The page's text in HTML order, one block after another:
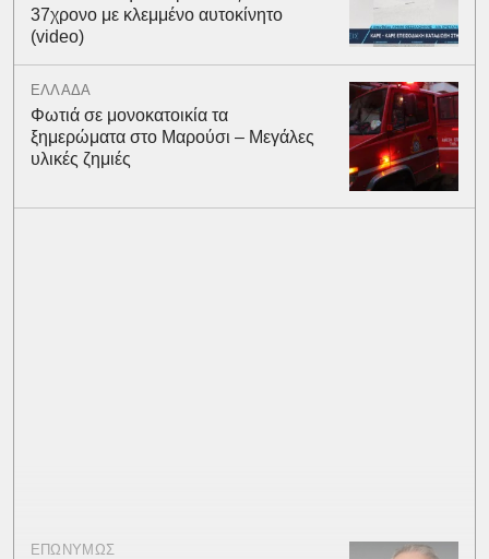
37χρονο με κλεμμένο αυτοκίνητο
(video)
ΕΛΛΑΔΑ
Φωτιά σε μονοκατοικία τα
ξημερώματα στο Μαρούσι – Μεγάλες
υλικές ζημιές
ΕΠΩΝΥΜΩΣ